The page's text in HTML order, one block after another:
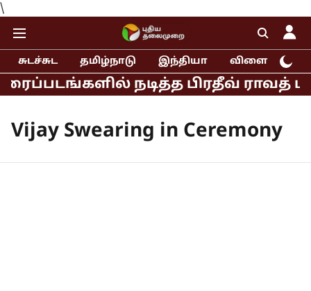
\
சுடச்சுட தமிழ்நாடு இந்தியா விளையாட்டு
நடித்த பிரதீவ் ராவத்
Vijay Swearing in Ceremony